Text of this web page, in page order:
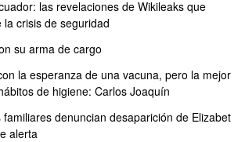
las revelaciones de Wikileaks que
crisis de seguridad
su arma de cargo
la esperanza de una vacuna, pero la mejor
de higiene: Carlos Joaquín
denuncian desaparición de Elizabet
alerta